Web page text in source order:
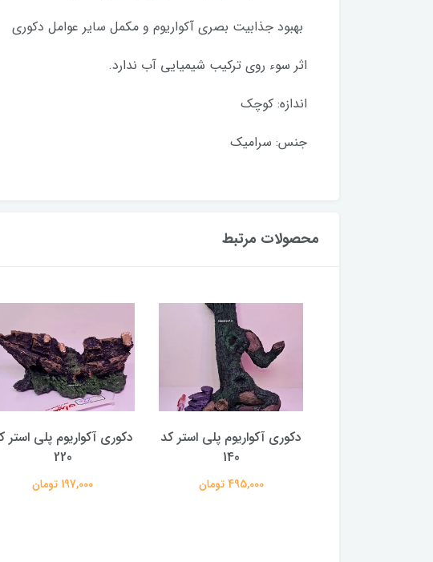
بهبود جذابیت بصری آکواریوم و مکمل سایر عوامل دکوری
اثر سوء روی ترکیب شیمیایی آب ندارد.
اندازه: کوچک
جنس: سرامیک
محصولات مرتبط
دکوری آکواریوم پلی استر کد
140
495,000 تومان
دکوری آکواریوم پلی استر
220
197,000 تومان